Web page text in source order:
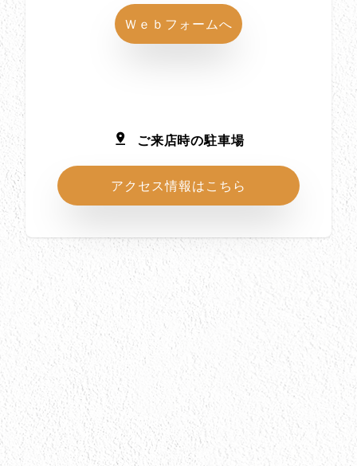
Ｗｅｂフォームへ
ご来店時の駐車場
アクセス情報はこちら
所在地